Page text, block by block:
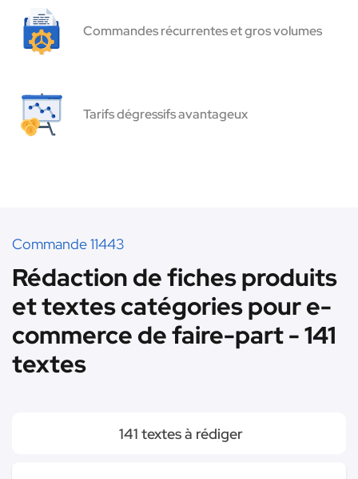
Commandes récurrentes et gros volumes
Tarifs dégressifs avantageux
Commande 11443
Rédaction de fiches produits
et textes catégories pour e-
commerce de faire-part - 141
textes
141 textes à rédiger